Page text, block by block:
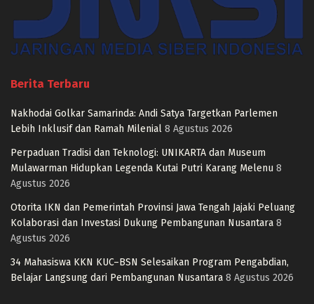
Berita Terbaru
Nakhodai Golkar Samarinda: Andi Satya Targetkan Parlemen
Lebih Inklusif dan Ramah Milenial 8 Agustus 2026
Perpaduan Tradisi dan Teknologi: UNIKARTA dan Museum
Mulawarman Hidupkan Legenda Kutai Putri Karang Melenu 8
Agustus 2026
Otorita IKN dan Pemerintah Provinsi Jawa Tengah Jajaki Peluang
Kolaborasi dan Investasi Dukung Pembangunan Nusantara 8
Agustus 2026
34 Mahasiswa KKN KUC–BSN Selesaikan Program Pengabdian,
Belajar Langsung dari Pembangunan Nusantara 8 Agustus 2026